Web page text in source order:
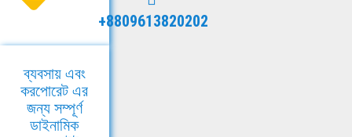
+8809613820202
ব্যবসায় এবং
করপোরেট এর
জন্য সম্পূর্ণ
ডাইনামিক